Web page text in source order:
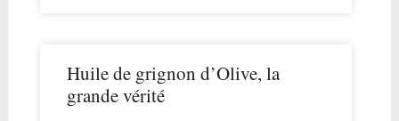
Huile de grignon d’Olive, la
grande vérité